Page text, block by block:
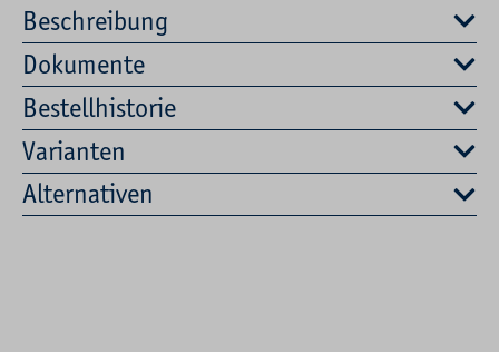
Beschreibung
Dokumente
Bestellhistorie
Varianten
Alternativen